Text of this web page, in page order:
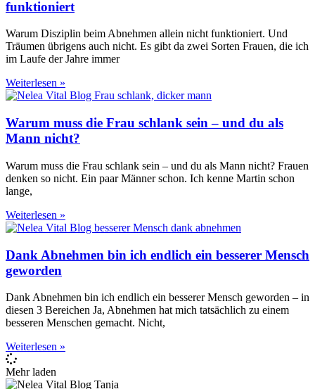
funktioniert
Warum Disziplin beim Abnehmen allein nicht funktioniert. Und
Träumen übrigens auch nicht. Es gibt da zwei Sorten Frauen, die ich
im Laufe der Jahre immer
Weiterlesen »
Warum muss die Frau schlank sein – und du als
Mann nicht?
Warum muss die Frau schlank sein – und du als Mann nicht? Frauen
denken so nicht. Ein paar Männer schon. Ich kenne Martin schon
lange,
Weiterlesen »
Dank Abnehmen bin ich endlich ein besserer Mensch
geworden
Dank Abnehmen bin ich endlich ein besserer Mensch geworden – in
diesen 3 Bereichen Ja, Abnehmen hat mich tatsächlich zu einem
besseren Menschen gemacht. Nicht,
Weiterlesen »
Mehr laden